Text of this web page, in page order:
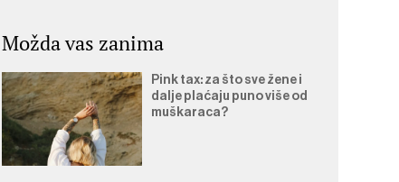
Možda vas zanima
Pink tax: za što sve žene i
dalje plaćaju puno više od
muškaraca?